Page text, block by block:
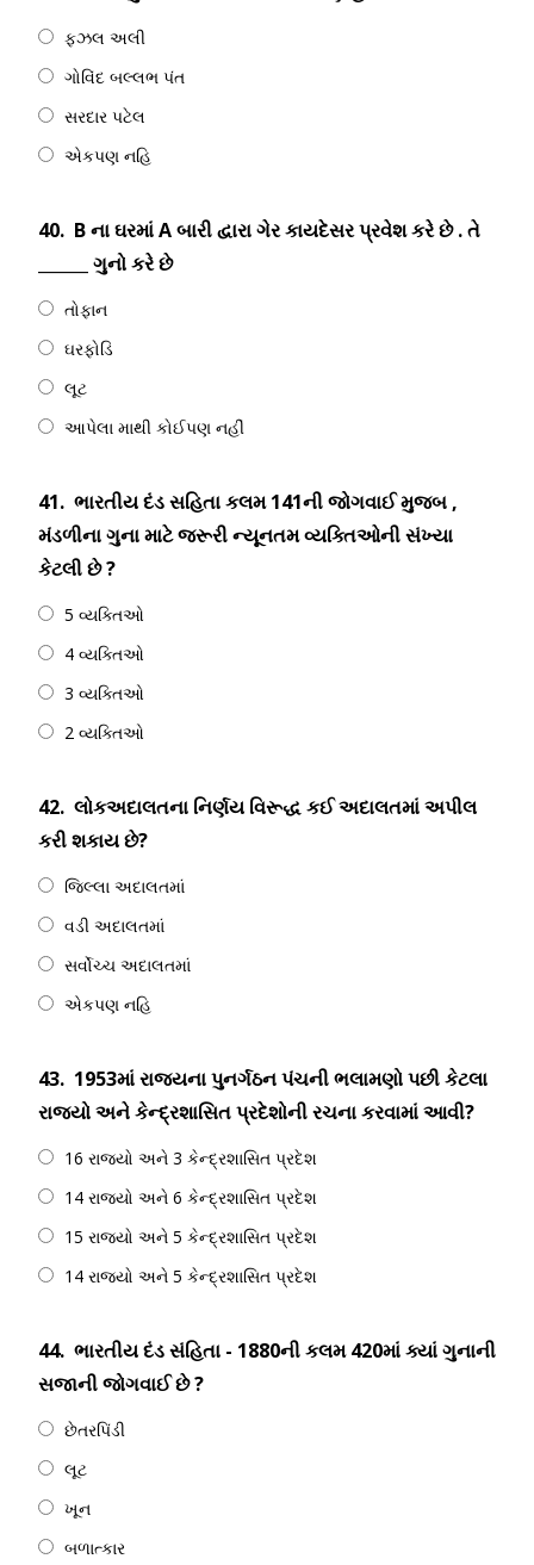
ફઝલ અલી
ગોવિંદ બલ્લભ પંત
સરદાર પટેલ
એકપણ નહિ
40. B ના ઘરમાં A બારી દ્વારા ગેર કાયદેસર પ્રવેશ કરે છે . તે
______ ગુનો કરે છે
તોફાન
ઘરફોડિ
લૂટ
આપેલા માથી કોઈપણ નહીં
41. ભારતીય દંડ સહિતા કલમ 141ની જોગવાઈ મુજબ ,
મંડળીના ગુના માટે જરૂરી ન્યૂનતમ વ્યક્તિઓની સંખ્યા
કેટલી છે ?
5 વ્યક્તિઓ
4 વ્યક્તિઓ
3 વ્યક્તિઓ
2 વ્યક્તિઓ
42. લોકઅદાલતના નિર્ણય વિરૂદ્ધ કઈ અદાલતમાં અપીલ
કરી શકાય છે?
જિલ્લા અદાલતમાં
વડી અદાલતમાં
સર્વોચ્ચ અદાલતમાં
એકપણ નહિ
43. 1953માં રાજ્યના પુનર્ગઠન પંચની ભલામણો પછી કેટલા
રાજ્યો અને કેન્દ્રશાસિત પ્રદેશોની રચના કરવામાં આવી?
16 રાજ્યો અને 3 કેન્દ્રશાસિત પ્રદેશ
14 રાજ્યો અને 6 કેન્દ્રશાસિત પ્રદેશ
15 રાજ્યો અને 5 કેન્દ્રશાસિત પ્રદેશ
14 રાજ્યો અને 5 કેન્દ્રશાસિત પ્રદેશ
44. ભારતીય દંડ સંહિતા - 1880ની કલમ 420માં ક્યાં ગુનાની
સજાની જોગવાઈ છે ?
છેતરપિંડી
લૂટ
ખૂન
બળાત્કાર